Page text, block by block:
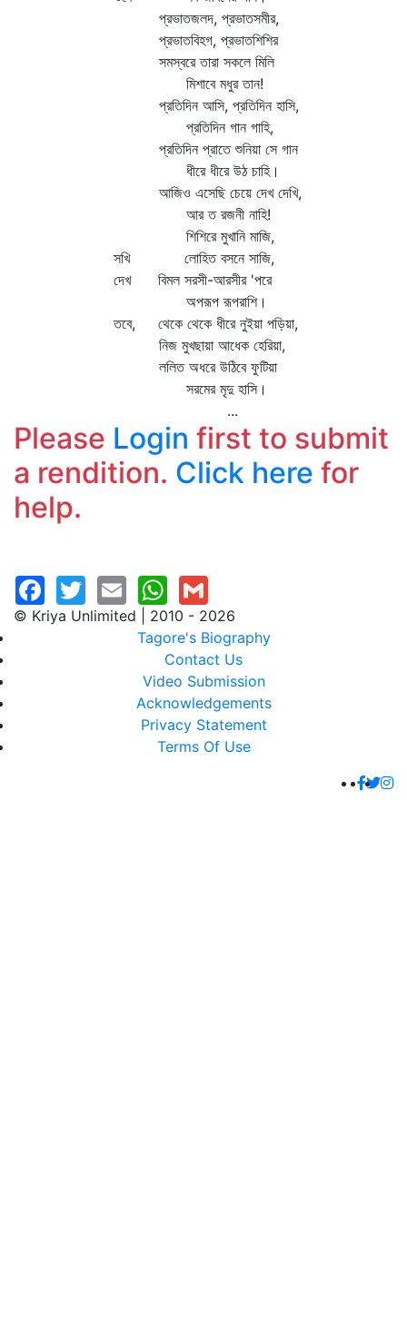
প্রভাতজলদ, প্রভাতসমীর,
প্রভাতবিহগ, প্রভাতশিশির
সমস্বরে তারা সকলে মিলি
মিশাবে মধুর তান!
প্রতিদিন আসি, প্রতিদিন হাসি,
প্রতিদিন গান গাহি,
প্রতিদিন প্রাতে শুনিয়া সে গান
ধীরে ধীরে উঠ চাহি।
আজিও এসেছি চেয়ে দেখ দেখি,
আর ত রজনী নাহি!
শিশিরে মুখানি মাজি,
সখি লোহিত বসনে সাজি,
দেখ বিমল সরসী-আরসীর 'পরে
অপরূপ রূপরাশি।
তবে, থেকে থেকে ধীরে নুইয়া পড়িয়া,
নিজ মুখছায়া আধেক হেরিয়া,
ললিত অধরে উঠিবে ফুটিয়া
সরমের মৃদু হাসি।
...
Please Login first to submit
a rendition. Click here for
help.
© Kriya Unlimited | 2010 - 2026
Tagore's Biography
Contact Us
Video Submission
Acknowledgements
Privacy Statement
Terms Of Use